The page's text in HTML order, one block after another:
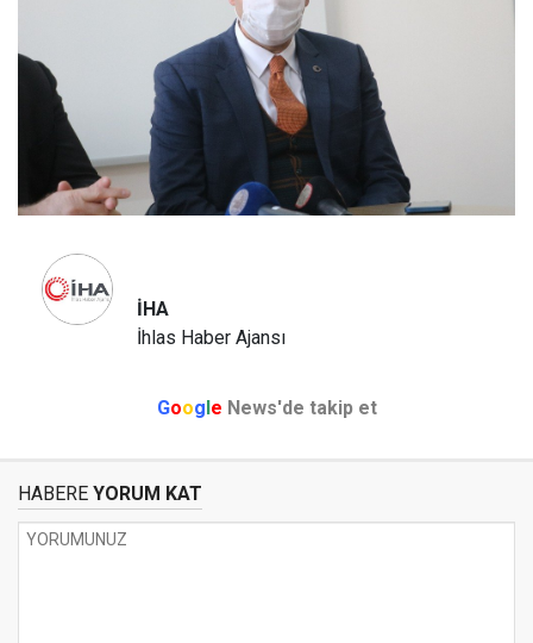
İHA
İhlas Haber Ajansı
Goog e News'de takip et
HABERE YORUM KAT